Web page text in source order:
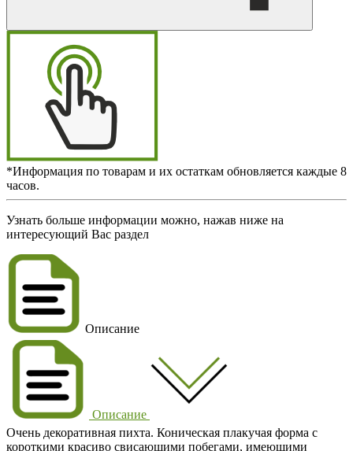
*Информация по товарам и их остаткам обновляется каждые 8
часов.
Узнать больше информации можно, нажав ниже на
интересующий Вас раздел
Описание
Описание
Очень декоративная пихта. Коническая плакучая форма с
короткими красиво свисаюшими побегами, имеющими